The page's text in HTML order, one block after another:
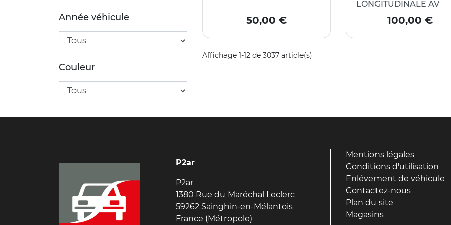
Année véhicule
Couleur
Prix
50,00 €
LONGITUDINALE AV
Prix
100,00 €
Affichage 1-12 de 3037 article(s)
P2ar
P2ar
1380 Rue du Maréchal Leclerc
59262 Sainghin-en-Mélantois
France (Métropole)
Mentions légales
Conditions d'utilisation
Enlévement de véhicule
Contactez-nous
Plan du site
Magasins